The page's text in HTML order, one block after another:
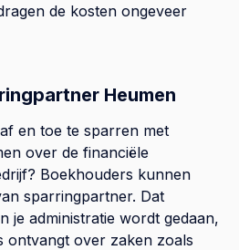
de kosten ongeveer
Heumen
en toe te sparren met
over de financiële
Boekhouders kunnen
sparringpartner. Dat
je administratie wordt gedaan,
ontvangt over zaken zoals